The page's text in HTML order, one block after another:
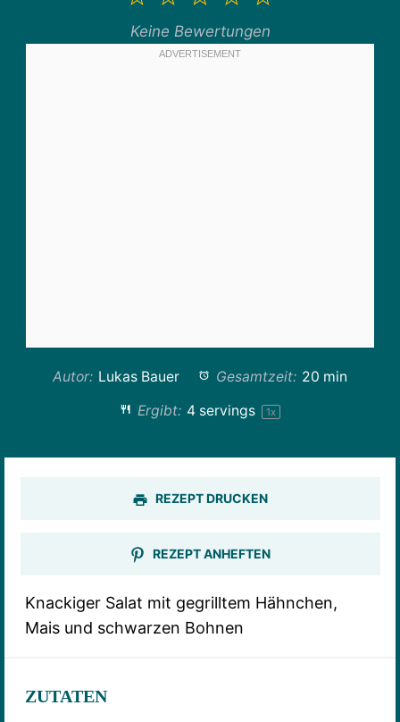
Sterne
Sterne
Sterne
Stern
Keine Bewertungen
Autor: Lukas Bauer Gesamtzeit: 20 min
Ergibt: 4servings 1x
REZEPT DRUCKEN
REZEPT ANHEFTEN
Knackiger Salat mit gegrilltem Hähnchen,
Mais und schwarzen Bohnen
ZUTATEN